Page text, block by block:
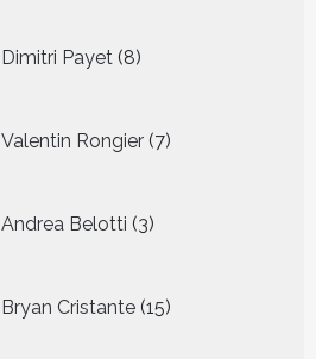
Dimitri Payet 8
producten
Valentin Rongier 7
producten
Andrea Belotti 3
producten
Bryan Cristante 15
producten